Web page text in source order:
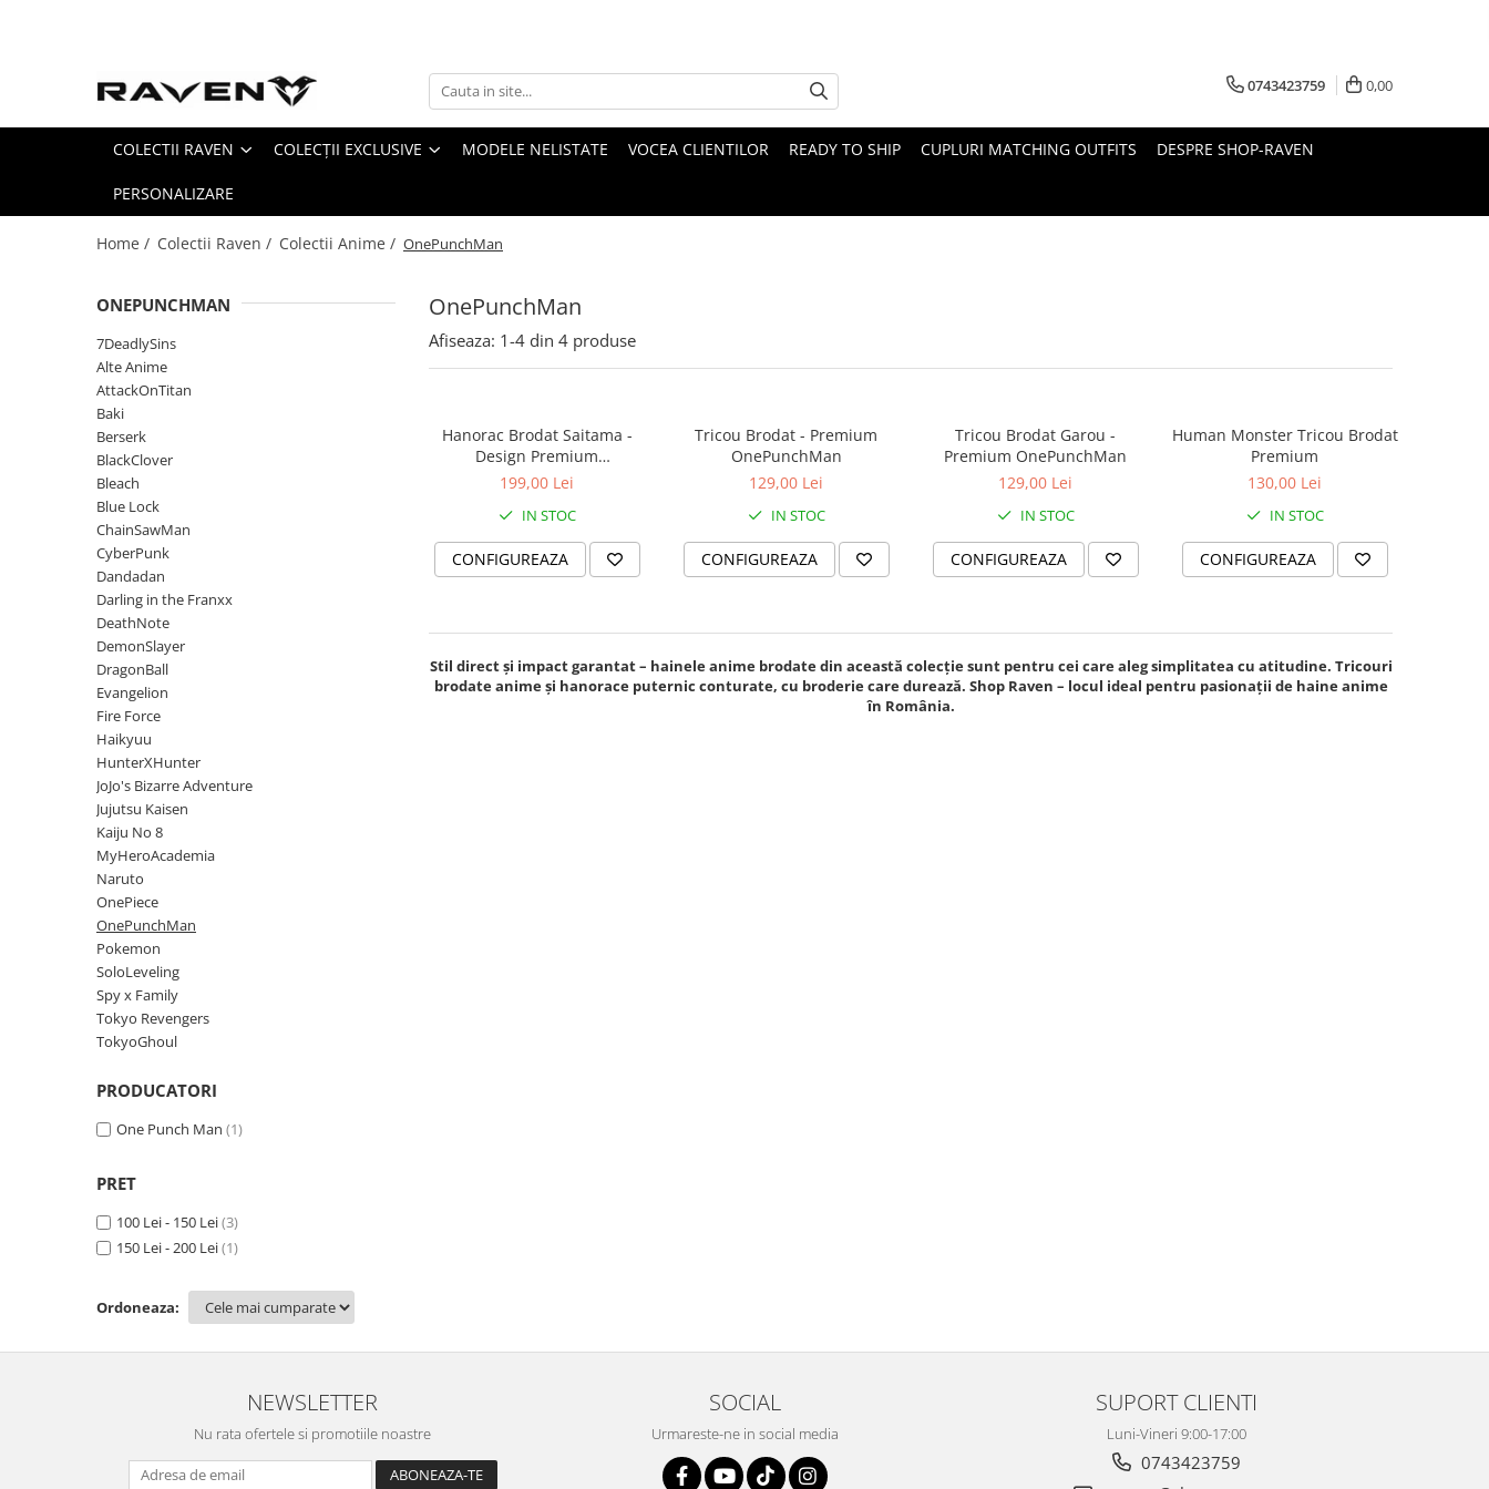
AttackOnTitan
BlackClover
ChainSawMan
Darling in the Franxx
DemonSlayer
DragonBall
HunterXHunter
JoJo's Bizarre Adventure
Jujutsu Kaisen
MyHeroAcademia
OnePunchMan
SoloLeveling
Spy x Family
Tokyo Revengers
TokyoGhoul
Colectii Non-Anime
Rick and Morty
Match-uri de cuplu
Ready To Ship
Arc I : The Beginning
Arc II : Leveling Up
Arc III : The Breakthrough
Arc IV: Path of Destiny
0743423759 0,00
COLECTII RAVEN COLECȚII EXCLUSIVE MODELE NELISTATE VOCEA CLIENTILOR READY TO SHIP CUPLURI MATCHING OUTFITS DESPRE SHOP-RAVEN
PERSONALIZARE
Home / Colectii Raven / Colectii Anime / OnePunchMan
OnePunchMan
ONEPUNCHMAN
7DeadlySins
Alte Anime
AttackOnTitan
Baki
Berserk
BlackClover
Bleach
Blue Lock
ChainSawMan
CyberPunk
Dandadan
Darling in the Franxx
DeathNote
DemonSlayer
DragonBall
Evangelion
Fire Force
Haikyuu
HunterXHunter
JoJo's Bizarre Adventure
Jujutsu Kaisen
Kaiju No 8
MyHeroAcademia
Naruto
OnePiece
OnePunchMan
Pokemon
SoloLeveling
Spy x Family
Tokyo Revengers
TokyoGhoul
PRODUCATORI
One Punch Man (1)
PRET
100 Lei - 150 Lei(3)
150 Lei - 200 Lei(1)
Ordoneaza:
Afiseaza: 1-4 din 4 produse
Hanorac Brodat Saitama -
Design Premium
OnePunchMan
199,00 Lei
IN STOC
CONFIGUREAZA
Tricou Brodat - Premium
OnePunchMan
129,00 Lei
IN STOC
CONFIGUREAZA
Tricou Brodat Garou -
Premium OnePunchMan
129,00 Lei
IN STOC
CONFIGUREAZA
Human Monster Tricou Brodat
Premium
130,00 Lei
IN STOC
CONFIGUREAZA
Stil direct și impact garantat – hainele anime brodate din această colecție sunt pentru cei care aleg simplitatea cu atitudine. Tricouri
brodate anime și hanorace puternic conturate, cu broderie care durează. Shop Raven – locul ideal pentru pasionații de haine anime
în România.
NEWSLETTER
Nu rata ofertele si promotiile noastre
SOCIAL
Urmareste-ne in social media
SUPORT CLIENTI
Luni-Vineri 9:00-17:00
0743423759